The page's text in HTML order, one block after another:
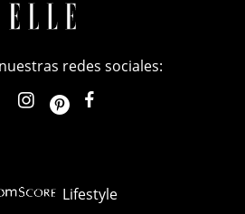
redes sociales:
elle_mexicoellemexico
Lifestyle